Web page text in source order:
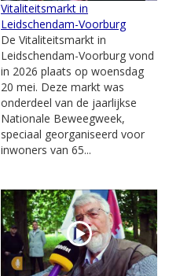
Vitaliteitsmarkt in
Leidschendam-Voorburg
De Vitaliteitsmarkt in
Leidschendam-Voorburg vond
in 2026 plaats op woensdag
20 mei. Deze markt was
onderdeel van de jaarlijkse
Nationale Beweegweek,
speciaal georganiseerd voor
inwoners van 65...